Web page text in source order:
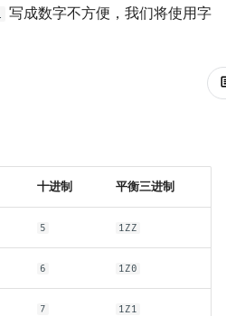
Eclipse
CLion
Lemon
Interactor
流程控制语句
string
引用
pb_ds
计数排序
堆排序
Slope Trick 优化
Sqrt Tree
区间最值操作 & 区间历史
Kinetic Tournament Tree
替罪羊树
红黑树
左偏红黑树
可持久化字典树
分块套树状数组
最近公共祖先
树分治
动态树分治
点/边连通度
上下界网络流
一般图最大权匹配
写成数字不方便，我们将使用字
十进制 平衡三进制
5 1ZZ
6 1Z0
7 1Z1